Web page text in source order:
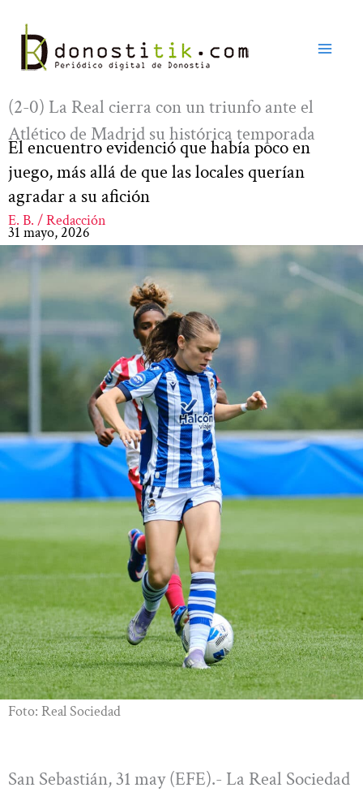
contenido
(2-0) La Real cierra con un triunfo ante el
Atlético de Madrid su histórica temporada
El encuentro evidenció que había poco en
juego, más allá de que las locales querían
agradar a su afición
E. B. / Redacción
31 mayo, 2026
Foto: Real Sociedad
San Sebastián, 31 may (EFE).- La Real Sociedad